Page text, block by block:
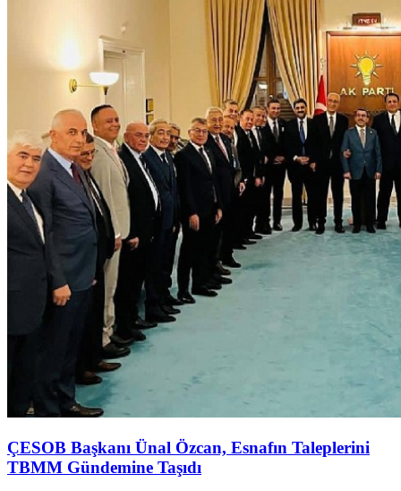
ÇESOB Başkanı Ünal Özcan, Esnafın Taleplerini
TBMM Gündemine Taşıdı